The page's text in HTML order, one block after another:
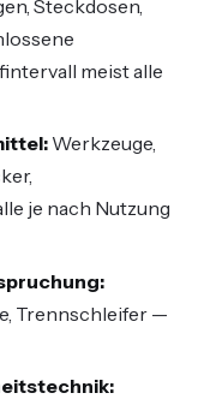
Steckdosen,
meist alle
Werkzeuge,
je nach Nutzung
Trennschleifer —